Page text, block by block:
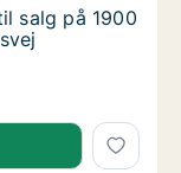
salg på 1900
salg på 1900
salg på 1900